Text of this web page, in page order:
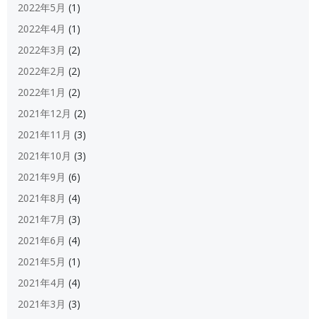
2022年5月 (1)
2022年4月 (1)
2022年3月 (2)
2022年2月 (2)
2022年1月 (2)
2021年12月 (2)
2021年11月 (3)
2021年10月 (3)
2021年9月 (6)
2021年8月 (4)
2021年7月 (3)
2021年6月 (4)
2021年5月 (1)
2021年4月 (4)
2021年3月 (3)